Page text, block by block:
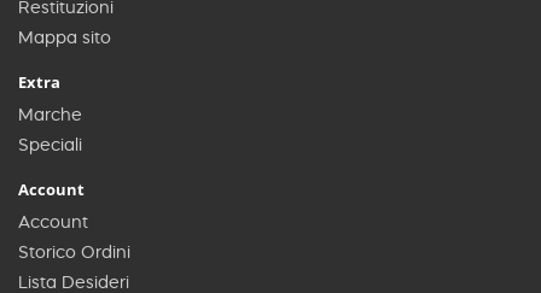
Restituzioni
Mappa sito
Extra
Marche
Speciali
Account
Account
Storico Ordini
Lista Desideri